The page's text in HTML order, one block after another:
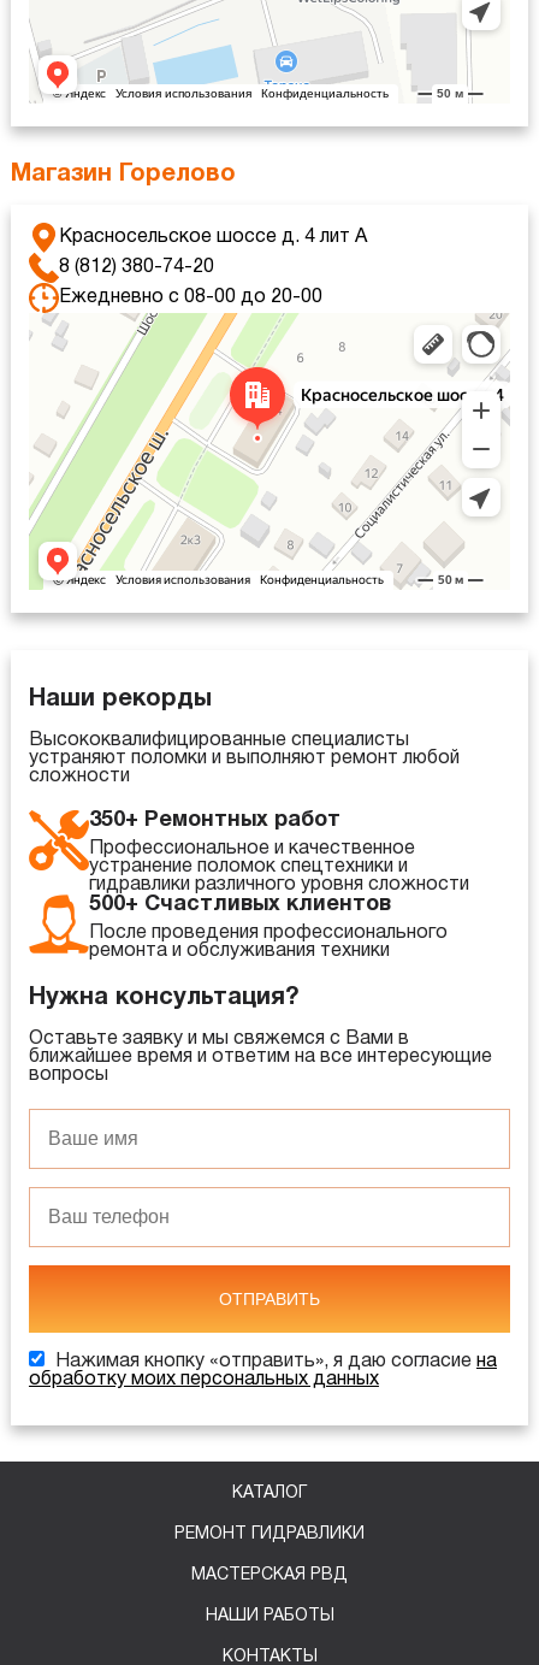
Магазин Горелово
Красносельское шоссе д. 4 лит А
8 (812) 380-74-20
Ежедневно с 08-00 до 20-00
Санкт‑Петербург
Красносельское шоссе, 4 — Яндекс Карты
Наши рекорды
Высококвалифицированные специалисты
устраняют поломки и выполняют ремонт любой
сложности
350+ Ремонтных работ
Профессиональное и качественное
устранение поломок спецтехники и
гидравлики различного уровня сложности
500+ Счастливых клиентов
После проведения профессионального
ремонта и обслуживания техники
Нужна консультация?
Оставьте заявку и мы свяжемся с Вами в
ближайшее время и ответим на все интересующие
вопросы
ОТПРАВИТЬ
Нажимая кнопку «отправить», я даю согласие на
обработку моих персональных данных
КАТАЛОГ
РЕМОНТ ГИДРАВЛИКИ
МАСТЕРСКАЯ РВД
НАШИ РАБОТЫ
КОНТАКТЫ